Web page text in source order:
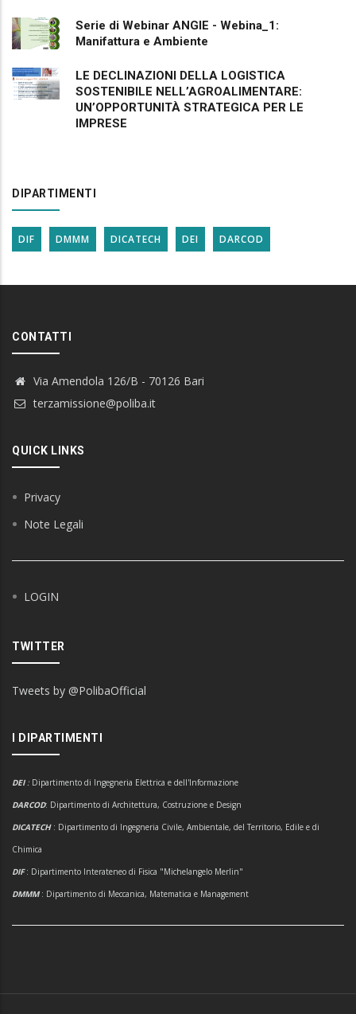
Serie di Webinar ANGIE - Webina_1:
Manifattura e Ambiente
LE DECLINAZIONI DELLA LOGISTICA
SOSTENIBILE NELL’AGROALIMENTARE:
UN’OPPORTUNITÀ STRATEGICA PER LE
IMPRESE
DIPARTIMENTI
DIF DMMM DICATECH DEI DARCOD
CONTATTI
Via Amendola 126/B - 70126 Bari
terzamissione@poliba.it
QUICK LINKS
Privacy
Note Legali
LOGIN
TWITTER
Tweets by @PolibaOfficial
I DIPARTIMENTI
DEI : Dipartimento di Ingegneria Elettrica e dell'Informazione
DARCOD: Dipartimento di Architettura, Costruzione e Design
DICATECH : Dipartimento di Ingegneria Civile, Ambientale, del Territorio, Edile e di
Chimica
DIF: Dipartimento Interateneo di Fisica "Michelangelo Merlin"
DMMM: Dipartimento di Meccanica, Matematica e Management